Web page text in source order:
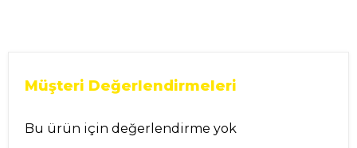
Müşteri Değerlendirmeleri
Bu ürün için değerlendirme yok